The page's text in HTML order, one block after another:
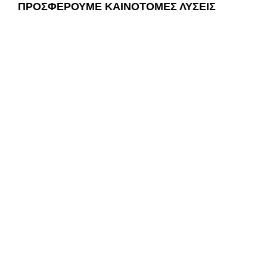
ΠΡΟΣΦΈΡΟΥΜΕ ΚΑΙΝΟΤΌΜΕΣ ΛΎΣΕΙΣ